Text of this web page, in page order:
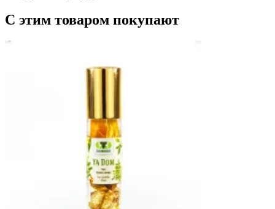
С этим товаром покупают